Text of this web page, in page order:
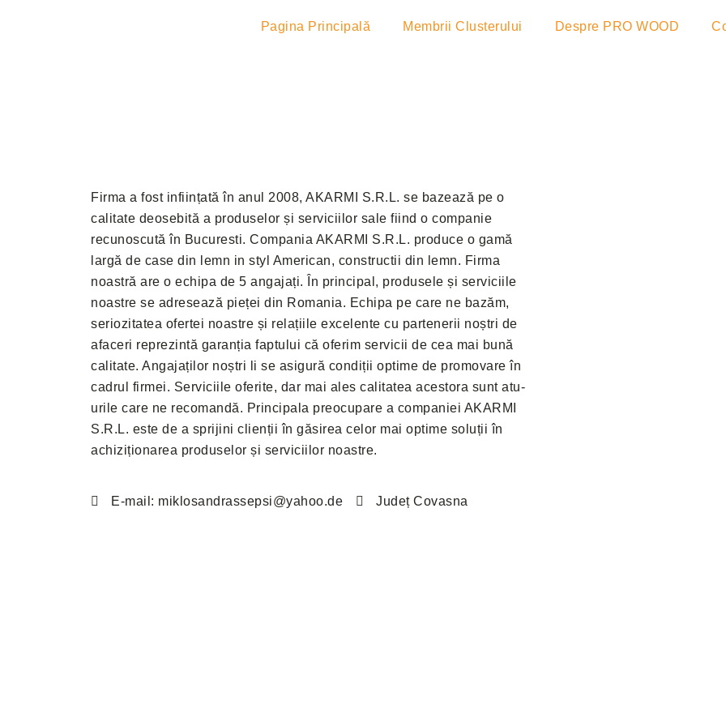
Pagina Principală Membrii Clusterului Despre PRO WOOD
Firma a fost inființată în anul 2008, AKARMI S.R.L. se bazează pe o
calitate deosebită a produselor și serviciilor sale fiind o companie
recunoscută în Bucuresti. Compania AKARMI S.R.L. produce o gamă
largă de case din lemn in styl American, constructii din lemn. Firma
noastră are o echipa de 5 angajați. În principal, produsele și serviciile
noastre se adresează pieței din Romania. Echipa pe care ne bazăm,
seriozitatea ofertei noastre și relațiile excelente cu partenerii noștri de
afaceri reprezintă garanția faptului că oferim servicii de cea mai bună
calitate. Angajaților noștri li se asigură condiții optime de promovare în
cadrul firmei. Serviciile oferite, dar mai ales calitatea acestora sunt atu-
urile care ne recomandă. Principala preocupare a companiei AKARMI
S.R.L. este de a sprijini clienții în găsirea celor mai optime soluții în
achiziționarea produselor și serviciilor noastre.
E-mail: miklosandrassepsi@yahoo.de Județ Covasna